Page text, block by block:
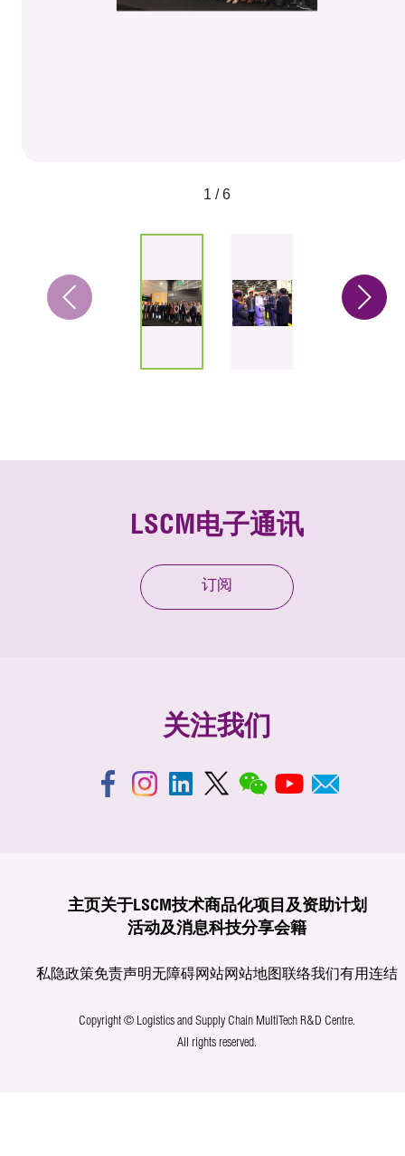
1 / 6
LSCM电子通讯
订阅
关注我们
主页关于LSCM技术商品化项目及资助计划
活动及消息科技分享会籍
私隐政策免责声明无障碍网站网站地图联络我们有用连结
Copyright © Logistics and Supply Chain MultiTech R&D Centre.
All rights reserved.